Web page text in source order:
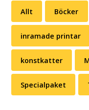
Allt Böcker
inramade printar
konstkatter
Specialpaket